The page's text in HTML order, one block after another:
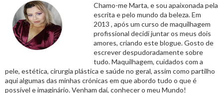
Chamo-me Marta, e sou apaixonada pela
escrita e pelo mundo da beleza. Em
2013 , após um curso de maquilhagem
profissional decidi juntar os meus dois
amores, criando este blogue. Gosto de
escrever despudoradamente sobre
tudo. Maquilhagem, cuidados com a
pele, estética, cirurgia plástica e saúde no geral, assim como partilho
aqui algumas das minhas crónicas em que abordo tudo o que é
possível e imaginário. Venham daí, conhecer o meu Mundo!